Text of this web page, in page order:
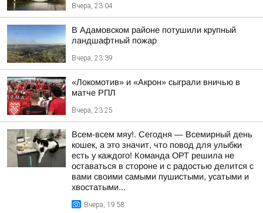
Вчера, 23:04
В Адамовском районе потушили крупный
ландшафтный пожар
Вчера, 23:39
«Локомотив» и «Акрон» сыграли вничью в
матче РПЛ
Вчера, 23:25
Всем-всем мяу!. Сегодня — Всемирный день
кошек, а это значит, что повод для улыбки
есть у каждого! Команда ОРТ решила не
оставаться в стороне и с радостью делится с
вами своими самыми пушистыми, усатыми и
хвостатыми...
Вчера, 19:58